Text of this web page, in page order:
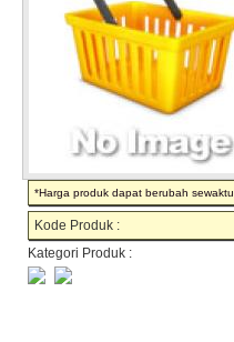
*Harga produk dapat berubah
Kode Produk :
Kategori Produk :